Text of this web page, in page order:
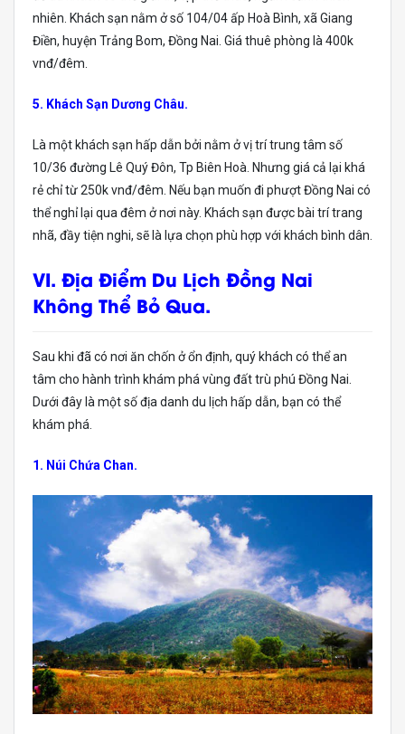
nhiên. Khách sạn nằm ở số 104/04 ấp Hoà Bình, xã Giang
Điền, huyện Trảng Bom, Đồng Nai. Giá thuê phòng là 400k
vnđ/đêm.
5. Khách Sạn Dương Châu.
Là một khách sạn hấp dẫn bởi nằm ở vị trí trung tâm số
10/36 đường Lê Quý Đôn, Tp Biên Hoà. Nhưng giá cả lại khá
rẻ chỉ từ 250k vnđ/đêm. Nếu bạn muốn đi phượt Đồng Nai có
thể nghỉ lại qua đêm ở nơi này. Khách sạn được bài trí trang
nhã, đầy tiện nghi, sẽ là lựa chọn phù hợp với khách bình dân.
VI. Địa Điểm Du Lịch Đồng Nai
Không Thể Bỏ Qua.
Sau khi đã có nơi ăn chốn ở ổn định, quý khách có thể an
tâm cho hành trình khám phá vùng đất trù phú Đồng Nai.
Dưới đây là một số địa danh du lịch hấp dẫn, bạn có thể
khám phá.
1. Núi Chứa Chan.